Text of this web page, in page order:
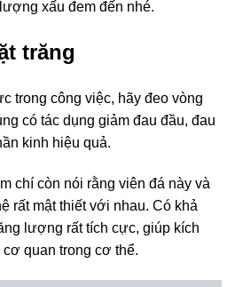
xấu đem đến nhé.
trăng
trong công việc, hãy đeo vòng
có tác dụng giảm đau đầu, đau
kinh hiệu quả.
chí còn nói rằng viên đá này và
rất mật thiết với nhau. Có khả
lượng rất tích cực, giúp kích
quan trong cơ thể.